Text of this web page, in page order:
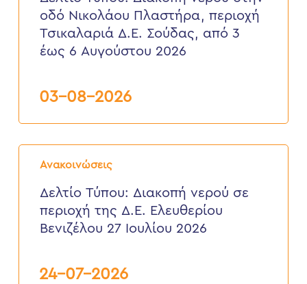
στην
Νικολάου
Πλαστήρα,
περιοχή
Σούδας,
έως
2026
οδό Νικολάου Πλαστήρα, περιοχή
Τσικαλαριά Δ.Ε. Σούδας, από 3
έως 6 Αυγούστου 2026
03-08-2026
Ανακοινώσεις
Δελτίο
Τύπου:
νερού
περιοχή
Δελτίο Τύπου: Διακοπή νερού σε
περιοχή της Δ.Ε. Ελευθερίου
Βενιζέλου 27 Ιουλίου 2026
24-07-2026